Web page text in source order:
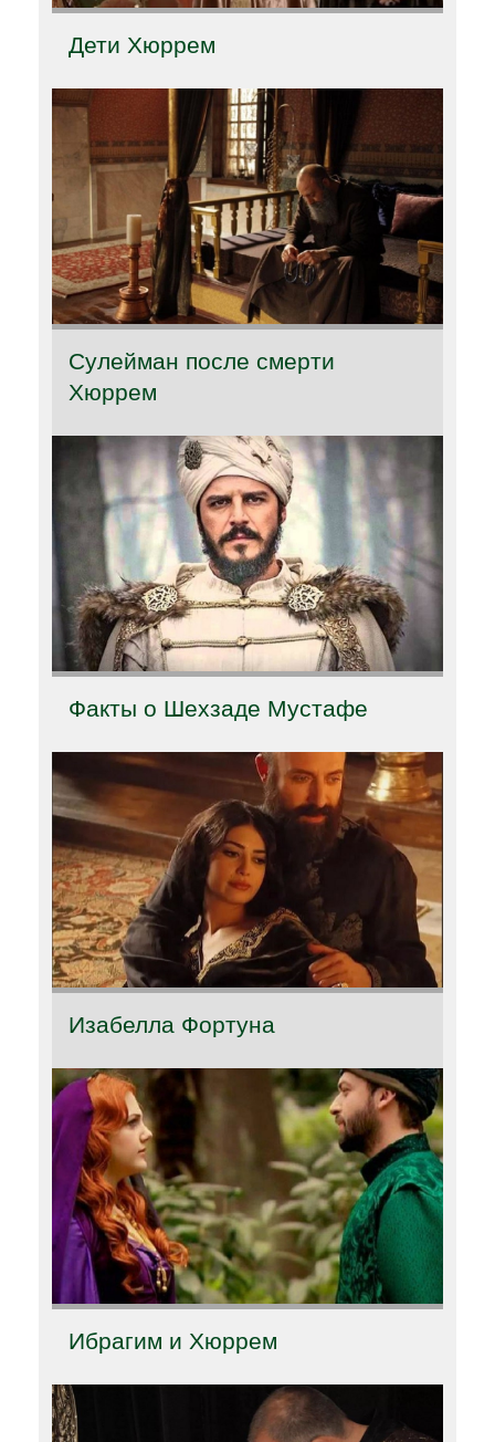
Дети Хюррем
Сулейман после смерти
Хюррем
Факты о Шехзаде Мустафе
Изабелла Фортуна
Ибрагим и Хюррем